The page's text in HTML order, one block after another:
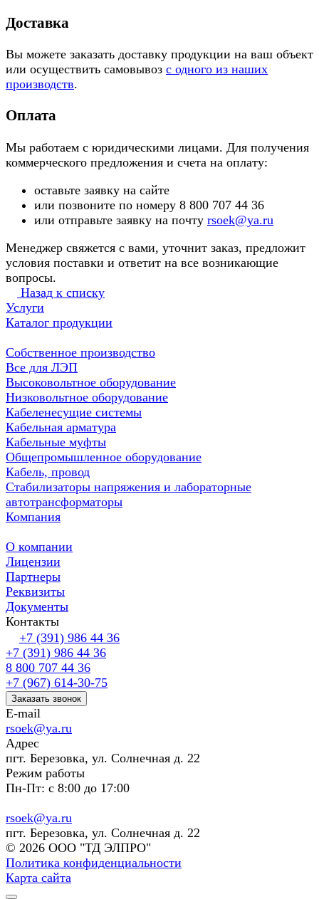
Доставка
Вы можете заказать доставку продукции на ваш объект
или осуществить самовывоз с одного из наших
производств.
Оплата
Мы работаем с юридическими лицами. Для получения
коммерческого предложения и счета на оплату:
оставьте заявку на сайте
или позвоните по номеру 8 800 707 44 36
или отправьте заявку на почту rsoek@ya.ru
Менеджер свяжется с вами, уточнит заказ, предложит
условия поставки и ответит на все возникающие
вопросы.
Назад к списку
Услуги
Каталог продукции
Собственное производство
Все для ЛЭП
Высоковольтное оборудование
Низковольтное оборудование
Кабеленесущие системы
Кабельная арматура
Кабельные муфты
Общепромышленное оборудование
Кабель, провод
Стабилизаторы напряжения и лабораторные
автотрансформаторы
Компания
О компании
Лицензии
Партнеры
Реквизиты
Документы
Контакты
+7 (391) 986 44 36
+7 (391) 986 44 36
8 800 707 44 36
+7 (967) 614-30-75
Заказать звонок
E-mail
rsoek@ya.ru
Адрес
пгт. Березовка, ул. Солнечная д. 22
Режим работы
Пн-Пт: с 8:00 до 17:00
rsoek@ya.ru
пгт. Березовка, ул. Солнечная д. 22
© 2026 ООО "ТД ЭЛПРО"
Политика конфиденциальности
Карта сайта